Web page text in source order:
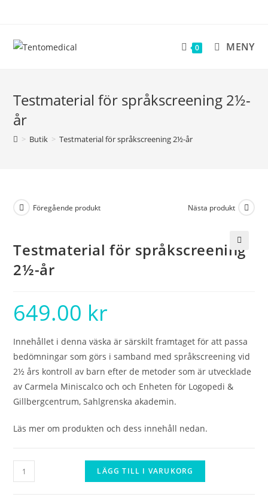
innehållet
0 MENY
Testmaterial för språkscreening 2½-
år
> Butik > Testmaterial för språkscreening 2½-år
Föregående produkt Nästa produkt
🔍
Testmaterial för språkscreening
2½-år
649.00 kr
Innehållet i denna väska är särskilt framtaget för att passa
bedömningar som görs i samband med språkscreening vid
2½ års kontroll av barn efter de metoder som är utvecklade
av Carmela Miniscalco och och Enheten för Logopedi &
Gillbergcentrum, Sahlgrenska akademin.
Läs mer om produkten och dess innehåll nedan.
Testmaterial
för
LÄGG TILL I VARUKORG